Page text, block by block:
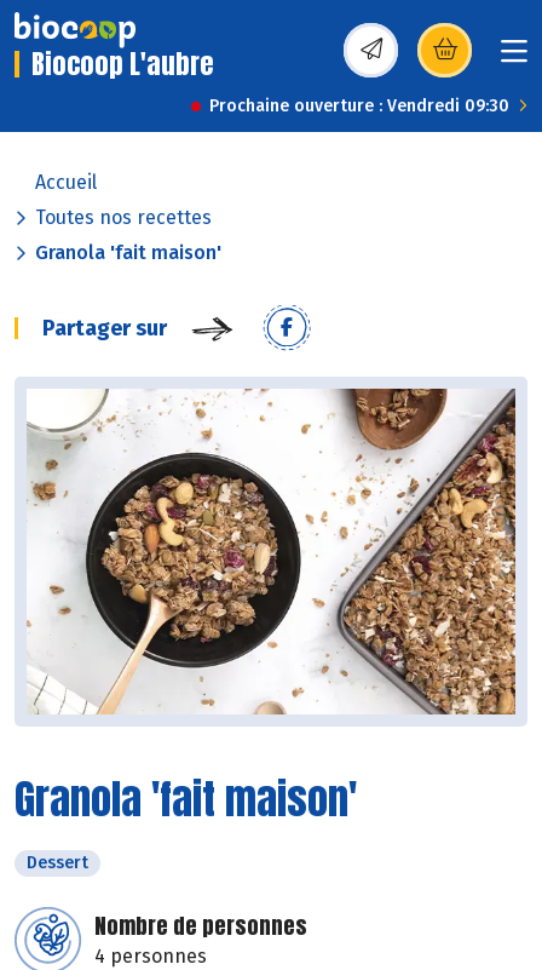
Biocoop L'aubre (s’ouvre dans une
Prochaine ouverture : Vendredi 09:30
Accueil
Toutes nos recettes
Granola 'fait maison'
Partager sur
Granola 'fait maison'
Dessert
Nombre de personnes
4 personnes